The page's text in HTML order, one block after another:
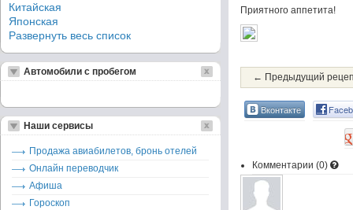
Приятного аппетита!
← Предыдущий
Вконтакте
Комментарии (0)
Китайская
Японская
Развернуть весь список
Автомобили с пробегом
Наши сервисы
Продажа авиабилетов, бронь отелей
Онлайн переводчик
Афиша
Гороскоп